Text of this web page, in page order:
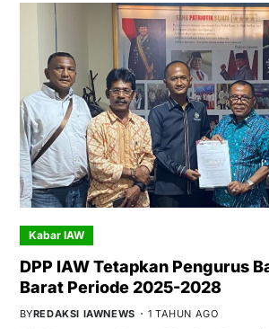
Kabar IAW
DPP IAW Tetapkan Pengurus
Barat Periode 2025-2028
BYREDAKSI IAWNEWS 1 TAHUN AGO